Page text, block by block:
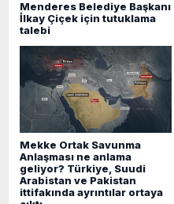
Menderes Belediye Başkanı
İlkay Çiçek için tutuklama
talebi
Mekke Ortak Savunma
Anlaşması ne anlama
geliyor? Türkiye, Suudi
Arabistan ve Pakistan
ittifakında ayrıntılar ortaya